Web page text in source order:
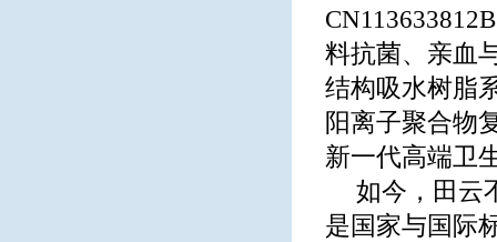
料抗菌、亲血
结构吸水树脂
阳离子聚合物
新一代高端卫
如今，田云
是国家与国际